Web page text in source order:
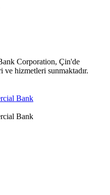
Corporation, Çin'de
ve hizmetleri sunmaktadır.
Bank
Bank